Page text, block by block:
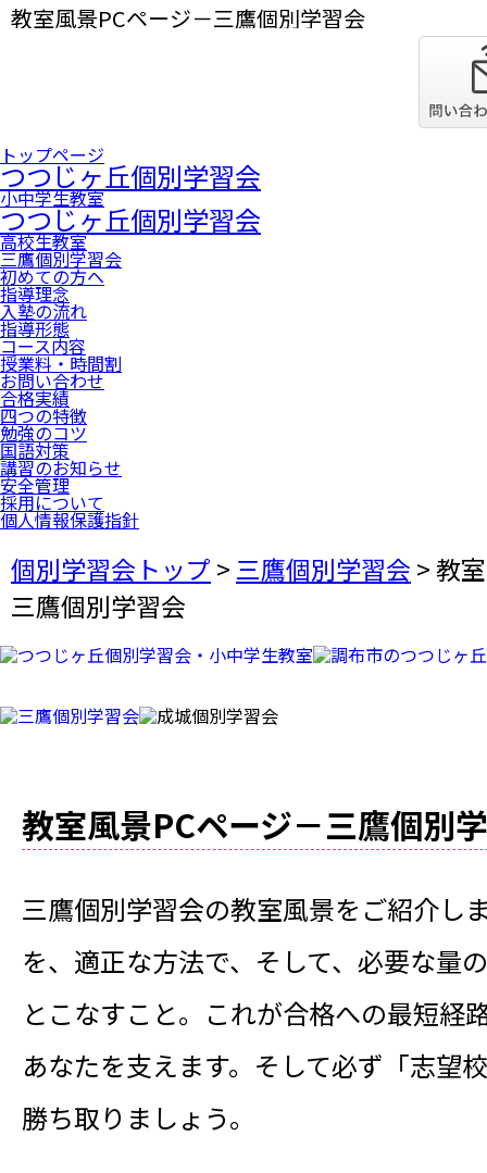
教室風景PCページ－三鷹個別学習会
トップページ
つつじヶ丘個別学習会
小中学生教室
つつじヶ丘個別学習会
高校生教室
三鷹個別学習会
初めての方へ
指導理念
入塾の流れ
指導形態
コース内容
授業料・時間割
お問い合わせ
合格実績
四つの特徴
勉強のコツ
国語対策
講習のお知らせ
安全管理
採用について
個人情報保護指針
個別学習会トップ > 三鷹個別学習会 >教
三鷹個別学習会
教室風景PCページ－三鷹個別
三鷹個別学習会の教室風景をご紹介し
を、適正な方法で、そして、必要な量
とこなすこと。これが合格への最短経
あなたを支えます。そして必ず「志望
勝ち取りましょう。